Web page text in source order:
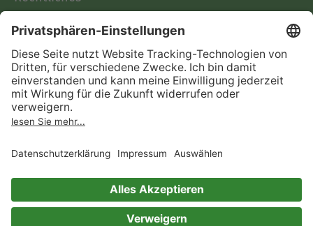
AGB
Informationen nach Data
Act
Verträge hier kündigen
Impressum
Immer ein gutes Buch